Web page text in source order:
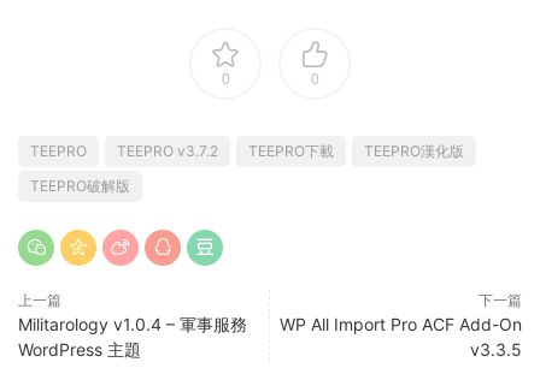
0 0
TEEPRO TEEPRO v3.7.2 TEEPRO下載
TEEPRO漢化版
TEEPRO破解版
上一篇
Militarology v1.0.4 – 軍事服務
WordPress 主題
下一篇
WP All Import Pro ACF Add-On
v3.3.5